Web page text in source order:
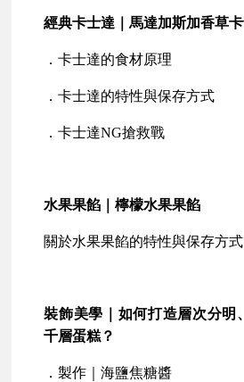
經典卡士達｜馬達加斯加香草
．卡士達的食材原理
．卡士達的特性與保存方式
．卡士達NG搶救戰
水果果餡｜檸檬水果果餡
關於水果果餡的特性與保存方式
裝飾美學｜如何打造層次分明
千層蛋糕？
．製作｜海鹽焦糖醬